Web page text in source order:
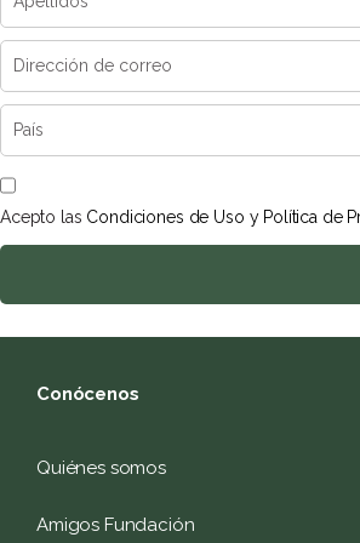
Acepto las Condiciones de Uso y Política de
Conócenos
Quiénes somos
Amigos Fundación